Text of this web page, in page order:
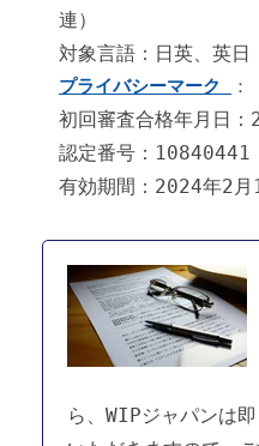
連）
対象言語：日英、英日
プライバシーマーク ：
初回審査合格年月日
認定番号：10840441
有効期間：2024年2
ら、WIPジャパンは